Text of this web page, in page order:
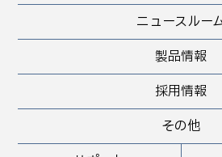
ニュースルー
製品情報
採用情報
その他